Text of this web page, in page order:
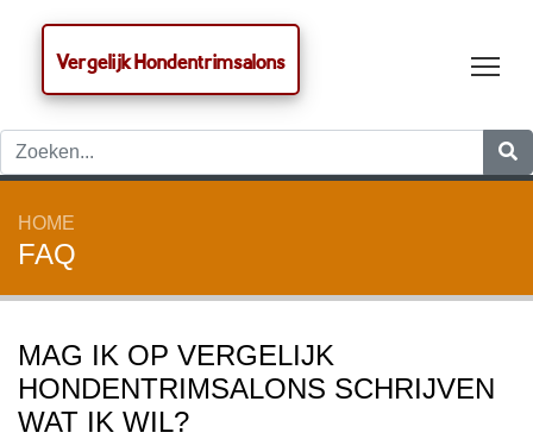
Vergelijk Hondentrimsalons
HOME
FAQ
MAG IK OP VERGELIJK
HONDENTRIMSALONS SCHRIJVEN
WAT IK WIL?